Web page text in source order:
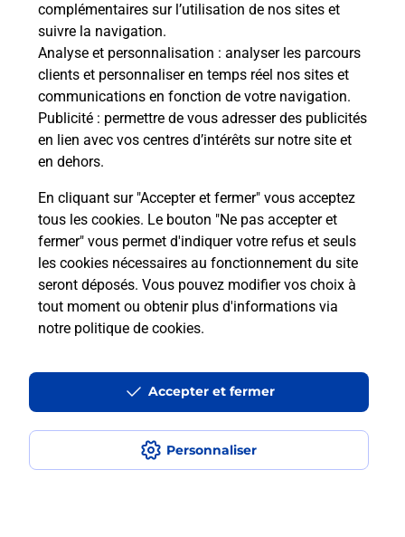
complémentaires sur l’utilisation de nos sites et
suivre la navigation.
Analyse et personnalisation : analyser les parcours
clients et personnaliser en temps réel nos sites et
communications en fonction de votre navigation.
Publicité : permettre de vous adresser des publicités
en lien avec vos centres d’intérêts sur notre site et
en dehors.
En cliquant sur "Accepter et fermer" vous acceptez
tous les cookies. Le bouton "Ne pas accepter et
fermer" vous permet d'indiquer votre refus et seuls
les cookies nécessaires au fonctionnement du site
seront déposés. Vous pouvez modifier vos choix à
tout moment ou obtenir plus d'informations via
notre politique de cookies.
Personnaliser
Accepter et fermer
Comment fonctionne la
téléassistance classique ?
Comment est installée la
téléassistance classique ?
Localiser Liste
Liste - téléassistance
Haute-Garonne - téléassistance
Merville - téléassistance
Accessibilité : partiellement conforme
Conditions contractuelles
Mentions légales